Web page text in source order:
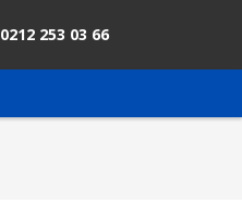
0212 253 03 66